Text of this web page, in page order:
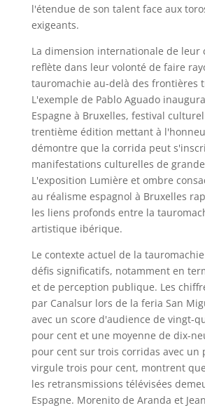
l'étendue de son talent face aux
exigeants.
La dimension internationale de leur
reflète dans leur volonté de faire
tauromachie au-delà des frontières
L'exemple de Pablo Aguado
Espagne à Bruxelles, festival
trentième édition mettant à
démontre que la corrida peut
manifestations culturelles de
L'exposition Lumière et ombre
au réalisme espagnol à Bruxelles
les liens profonds entre la
artistique ibérique.
Le contexte actuel de la
défis significatifs, notamment en
et de perception publique. Les
par Canalsur lors de la feria San
avec un score d'audience de vingt-
pour cent et une moyenne de dix-
pour cent sur trois corridas avec un
virgule trois pour cent, montrent
les retransmissions télévisées
Espagne. Morenito de Aranda et